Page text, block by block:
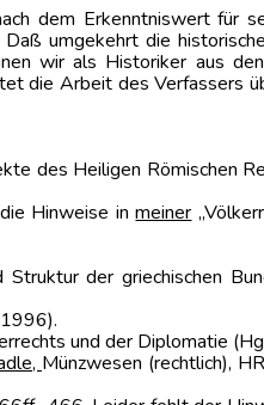
dem Erkenntniswert für
umgekehrt die
wir als Historiker aus
die Arbeit des Verfassers
des Heiligen Römischen
Hinweise inmeiner
der griechischen
und der Diplomatie
Münzwesen (rechtlich),